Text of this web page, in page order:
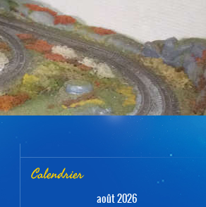
Calendrier
août 2026